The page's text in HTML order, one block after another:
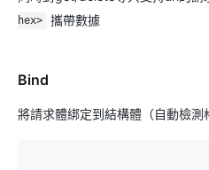
hex>
攜帶數據
Bind
將請求體綁定到結構體（自動檢測